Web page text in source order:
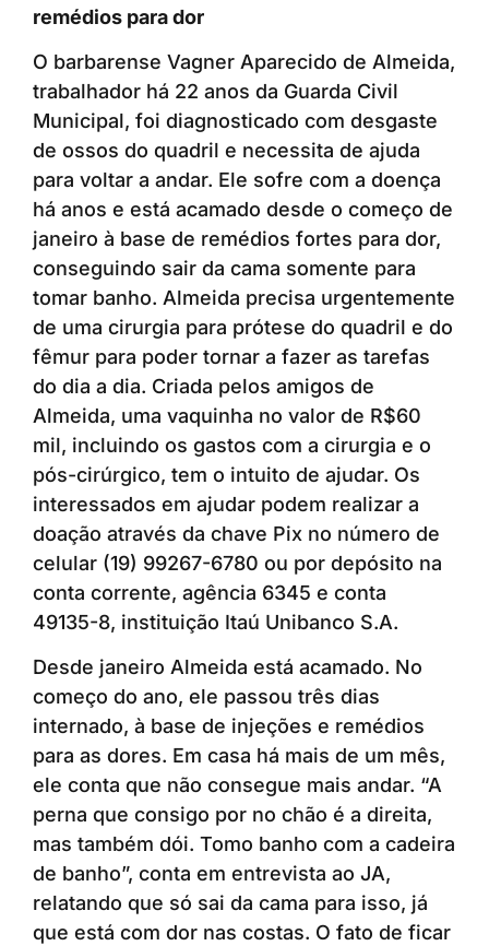
remédios para dor
O barbarense Vagner Aparecido de Almeida,
trabalhador há 22 anos da Guarda Civil
Municipal, foi diagnosticado com desgaste
de ossos do quadril e necessita de ajuda
para voltar a andar. Ele sofre com a doença
há anos e está acamado desde o começo de
janeiro à base de remédios fortes para dor,
conseguindo sair da cama somente para
tomar banho. Almeida precisa urgentemente
de uma cirurgia para prótese do quadril e do
fêmur para poder tornar a fazer as tarefas
do dia a dia. Criada pelos amigos de
Almeida, uma vaquinha no valor de R$60
mil, incluindo os gastos com a cirurgia e o
pós-cirúrgico, tem o intuito de ajudar. Os
interessados em ajudar podem realizar a
doação através da chave Pix no número de
celular (19) 99267-6780 ou por depósito na
conta corrente, agência 6345 e conta
49135-8, instituição Itaú Unibanco S.A.
Desde janeiro Almeida está acamado. No
começo do ano, ele passou três dias
internado, à base de injeções e remédios
para as dores. Em casa há mais de um mês,
ele conta que não consegue mais andar. “A
perna que consigo por no chão é a direita,
mas também dói. Tomo banho com a cadeira
de banho”, conta em entrevista ao JA,
relatando que só sai da cama para isso, já
que está com dor nas costas. O fato de ficar